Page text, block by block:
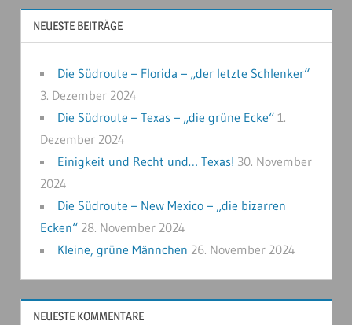
NEUESTE BEITRÄGE
Die Südroute – Florida – „der letzte Schlenker“
3. Dezember 2024
Die Südroute – Texas – „die grüne Ecke“ 1.
Dezember 2024
Einigkeit und Recht und… Texas! 30. November
2024
Die Südroute – New Mexico – „die bizarren
Ecken“ 28. November 2024
Kleine, grüne Männchen 26. November 2024
NEUESTE KOMMENTARE